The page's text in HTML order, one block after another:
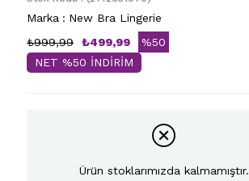
Marka : New Bra Lingerie
₺999,99
₺499,99 %50
NET %50 İNDİRİM
Ürün stoklarımızda kalmamıştır.